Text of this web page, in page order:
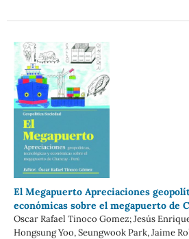
El Megapuerto Apreciaciones
económicas sobre el megapuerto de
Oscar Rafael Tinoco Gomez; Jesús
Hongsung Yoo, Seungwook Park, Jaime